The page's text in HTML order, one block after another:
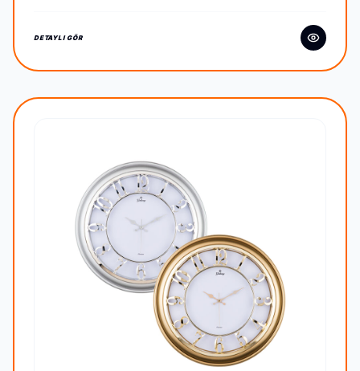
DETAYLI GÖR